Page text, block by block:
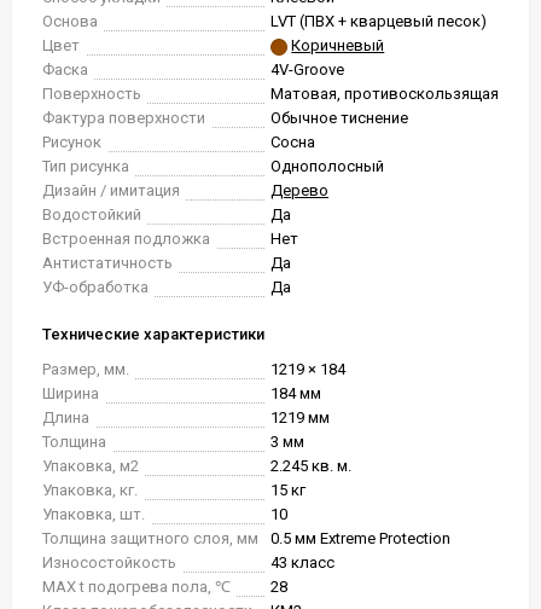
Основа
LVT (ПВХ + кварцевый песок)
Цвет
Коричневый
Фаска
4V-Groove
Поверхность
Матовая, противоскользящая
Фактура поверхности
Обычное тиснение
Рисунок
Сосна
Тип рисунка
Однополосный
Дизайн / имитация
Дерево
Водостойкий
Да
Встроенная подложка
Нет
Антистатичность
Да
УФ-обработка
Да
Технические характеристики
Размер, мм.
1219 × 184
Ширина
184 мм
Длина
1219 мм
Толщина
3 мм
Упаковка, м2
2.245 кв. м.
Упаковка, кг.
15 кг
Упаковка, шт.
10
Толщина защитного слоя, мм
0.5 мм Extreme Protection
Износостойкость
43 класс
MAX t подогрева пола, ℃
28